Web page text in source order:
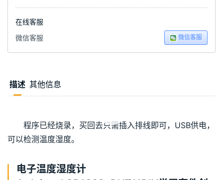
在线客服
微信客服
微信客服
描述 其他信息
00:00 / 00:00
程序已经烧录，买回去只需插入排线即可，USB供电，
可以检测温度湿度。
电子温度湿度计